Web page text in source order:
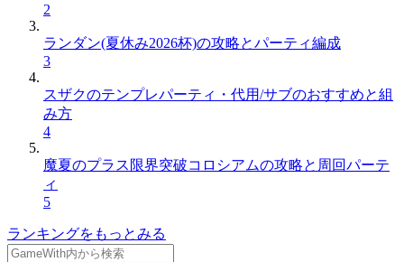
2
ランダン(夏休み2026杯)の攻略とパーティ編成
3
スザクのテンプレパーティ・代用/サブのおすすめと組
み方
4
魔夏のプラス限界突破コロシアムの攻略と周回パーテ
ィ
5
ランキングをもっとみる